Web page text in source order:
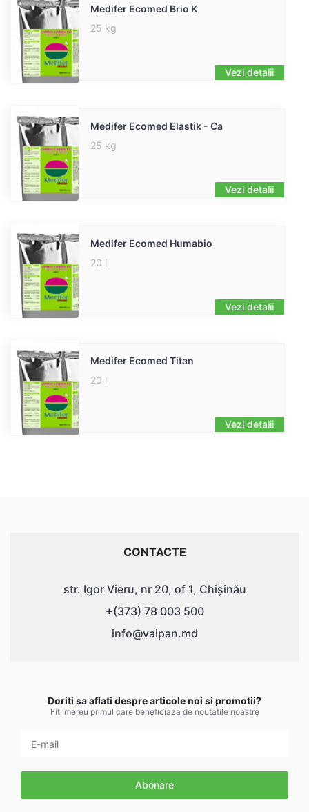
Medifer Ecomed Brio K
25 kg
Vezi detalii
Medifer Ecomed Elastik - Ca
25 kg
Vezi detalii
Medifer Ecomed Humabio
20 l
Vezi detalii
Medifer Ecomed Titan
20 l
Vezi detalii
CONTACTE
str. Igor Vieru, nr 20, of 1, Chișinău
+(373) 78 003 500
info@vaipan.md
Doriti sa aflati despre articole noi si promotii?
Fiti mereu primul care beneficiaza de noutatile noastre
Abonare